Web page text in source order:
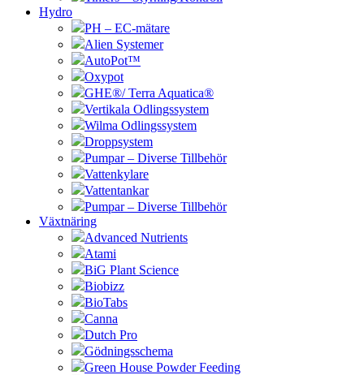
Hydro
PH – EC-mätare
Alien Systemer
AutoPot™
Oxypot
GHE®/ Terra Aquatica®
Vertikala Odlingssystem
Wilma Odlingssystem
Droppsystem
Pumpar – Diverse Tillbehör
Vattenkylare
Vattentankar
Pumpar – Diverse Tillbehör
Växtnäring
Advanced Nutrients
Atami
BiG Plant Science
Biobizz
BioTabs
Canna
Dutch Pro
Gödningsschema
Green House Powder Feeding